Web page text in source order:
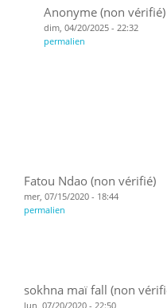
Anonyme (non vérifié)
dim, 04/20/2025 - 22:32
permalien
Fatou Ndao (non vérifié)
mer, 07/15/2020 - 18:44
permalien
sokhna maï fall (non
lun, 07/20/2020 - 22:50